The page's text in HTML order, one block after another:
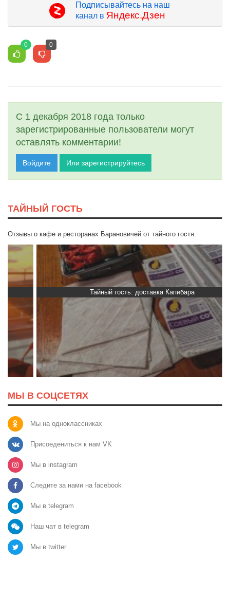
Подписывайтесь на наш
канал в Яндекс.Дзен
0 0
С 1 декабря 2018 года только
зарегистрированные пользователи могут
оставлять комментарии!
Войдите Или зарегистрируйтесь
ТАЙНЫЙ ГОСТЬ
Отзывы о кафе и ресторанах Барановичей от тайного гостя.
Тайный гость: доставка Капибара
МЫ В СОЦСЕТЯХ
Мы на одноклассниках
Присоедениться к нам VK
Мы в instagram
Следите за нами на facebook
Мы в telegram
Наш чат в telegram
Мы в twitter